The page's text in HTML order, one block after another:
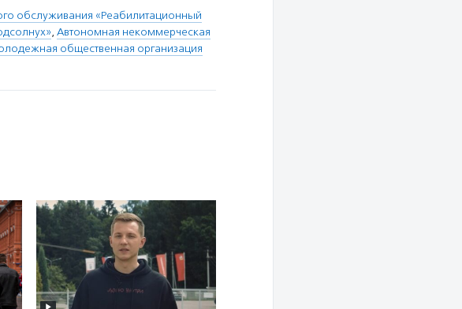
обслуживания «Реабилитационный
, Автономная некоммерческая
общественная организация